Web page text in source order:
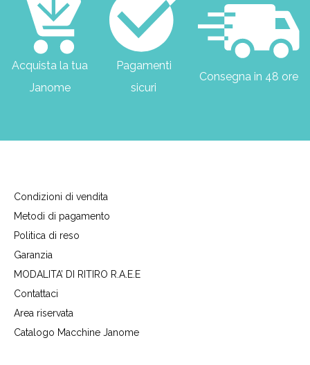
Acquista la tua
Janome
Pagamenti
sicuri
Consegna in 48 ore
Condizioni di vendita
Metodi di pagamento
Politica di reso
Garanzia
MODALITA’ DI RITIRO R.A.E.E
Contattaci
Area riservata
Catalogo Macchine Janome